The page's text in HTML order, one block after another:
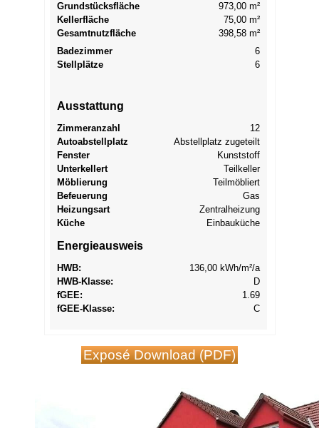
Grundstücksfläche
973,00 m²
Kellerfläche
75,00 m²
Gesamtnutzfläche
398,58 m²
Badezimmer
6
Stellplätze
6
Ausstattung
Zimmeranzahl
12
Autoabstellplatz
Abstellplatz zugeteilt
Fenster
Kunststoff
Unterkellert
Teilkeller
Möblierung
Teilmöbliert
Befeuerung
Gas
Heizungsart
Zentralheizung
Küche
Einbauküche
Energieausweis
HWB:
136,00 kWh/m²/a
HWB-Klasse:
D
fGEE:
1.69
fGEE-Klasse: C
Exposé Download (PDF)